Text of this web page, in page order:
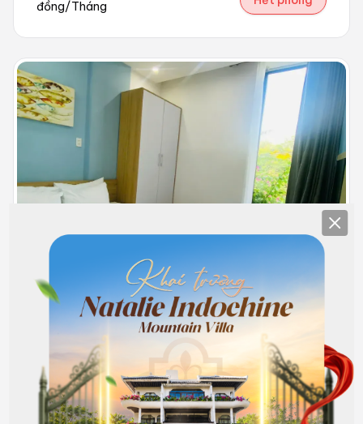
đồng/Tháng
401
22.000.000
đồng/Tháng Hết phòng